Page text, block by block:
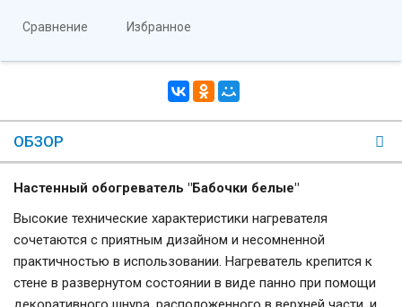
Сравнение Избранное
ОБЗОР
Настенный обогреватель "Бабочки белые"
Высокие технические характеристики нагревателя
сочетаются с приятным дизайном и несомненной
практичностью в использовании. Нагреватель крепится к
стене в развернутом состоянии в виде панно при помощи